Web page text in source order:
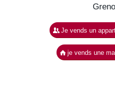
Je vends un
je vends une